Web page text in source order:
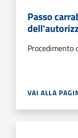
Passo
Procedimento
VAI ALLA